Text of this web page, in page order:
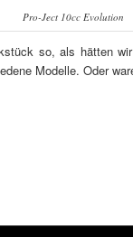
Pro-Ject 10cc Evolution
so, als hätten
Modelle. Oder